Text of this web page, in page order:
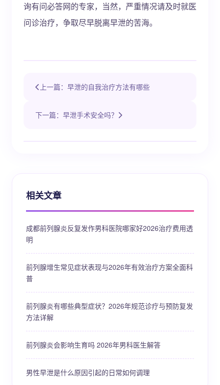
询有问必答网的专家，当然，严重情况请及时就医
问诊治疗，争取尽早脱离早泄的苦海。
上一篇：早泄的自我治疗方法有哪些
下一篇：早泄手术安全吗？
相关文章
成都前列腺炎反复发作男科医院哪家好2026治疗费用透
明
前列腺增生常见症状表现与2026年有效治疗方案全面科
普
前列腺炎有哪些典型症状？2026年规范诊疗与预防复发
方法详解
前列腺炎会影响生育吗 2026年男科医生解答
男性早泄是什么原因引起的日常如何调理